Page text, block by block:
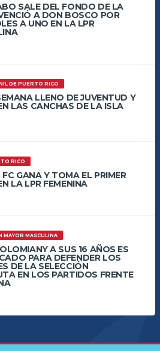
SALE DEL FONDO DE LA
A DON BOSCO POR
A UNO EN LA LPR
DE PUERTO RICO
LLENO DE JUVENTUD Y
LAS CANCHAS DE LA ISLA
RICO
GANA Y TOMA EL PRIMER
LA LPR FEMENINA
MAYOR MASCULINA
A SUS 16 AÑOS ES
PARA DEFENDER LOS
DE LA SELECCIÓN
EN LOS PARTIDOS FRENTE